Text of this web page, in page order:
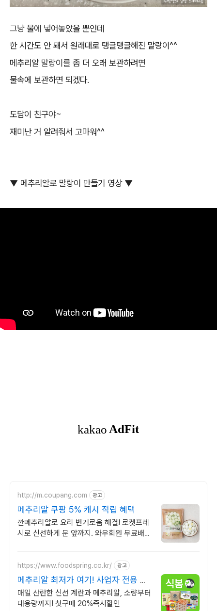
그냥 물에 넣어놓았을 뿐인데
한 시간도 안 돼서 원래대로 탱글탱글해진 말랑이^^
메추리알 말랑이를 좀 더 오래 보관하려면
물속에 보관하면 되겠다.
도담이 친구야~
재미난 거 알려줘서 고마워^^
▼ 메추리알로 말랑이 만들기 영상 ▼
http://m.coupang.com 광고
메추리알 쿠팡 5% 캐시 적립 혜택
깐메추리알로 요리 번거로움 해결! 로켓프레
시로 신선하게 문 앞까지. 와우회원 무료배
https://www.foodspring.co.kr/ 광고
메추리알 최저가 여기! 사업자 전용 특
가
매일 산란한 신선 계란과 메추리알, 소량부터
대용량까지! 첫구매 20%즉시할인